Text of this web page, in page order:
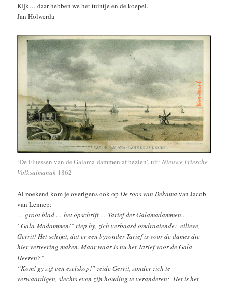
Kijk… daar hebben we het tuintje en de koepel.
Jan Holwerda
‘De Fluessen van de Galama-dammen af bezien’, uit:Nieuwe Friesche
Volksalmanak 1862
Al zoekend kom je overigens ook opDe roos van Dekama van Jacob
van Lennep:
… groot blad … het opschrift … Tarief der Galamadammen..
“Gala-Madammen!” riep hy, zich verbaasd omdraaiende: -eilieve,
Gerrit! Het schijnt, dat er een byzonder Tarief is voor de dames die
hier verteering maken. Maar waar is nu het Tarief voor de Gala-
Heeren?”
“Kom! gy zijt een ezelskop!” zeide Gerrit, zonder zich te
verwaardigen, slechts even zijn houding te veranderen: -Het is het